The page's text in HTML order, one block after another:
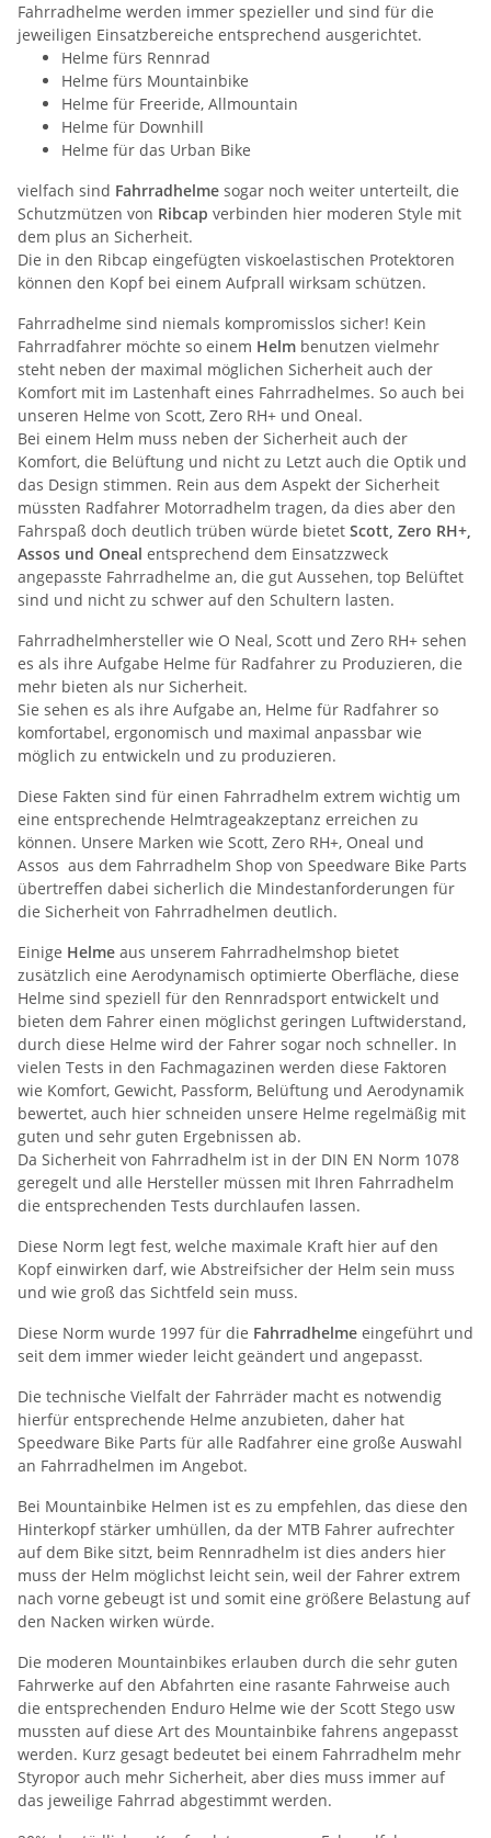
Fahrradhelme werden immer spezieller und sind für die
jeweiligen Einsatzbereiche entsprechend ausgerichtet.
Helme fürs Rennrad
Helme fürs Mountainbike
Helme für Freeride, Allmountain
Helme für Downhill
Helme für das Urban Bike
vielfach sind Fahrradhelme sogar noch weiter unterteilt, die
Schutzmützen von Ribcap verbinden hier moderen Style mit
dem plus an Sicherheit.
Die in den Ribcap eingefügten viskoelastischen Protektoren
können den Kopf bei einem Aufprall wirksam schützen.
Fahrradhelme sind niemals kompromisslos sicher! Kein
Fahrradfahrer möchte so einem Helm benutzen vielmehr
steht neben der maximal möglichen Sicherheit auch der
Komfort mit im Lastenhaft eines Fahrradhelmes. So auch bei
unseren Helme von Scott, Zero RH+ und Oneal.
Bei einem Helm muss neben der Sicherheit auch der
Komfort, die Belüftung und nicht zu Letzt auch die Optik und
das Design stimmen. Rein aus dem Aspekt der Sicherheit
müssten Radfahrer Motorradhelm tragen, da dies aber den
Fahrspaß doch deutlich trüben würde bietet Scott, Zero RH+,
Assos und Oneal entsprechend dem Einsatzzweck
angepasste Fahrradhelme an, die gut Aussehen, top Belüftet
sind und nicht zu schwer auf den Schultern lasten.
Fahrradhelmhersteller wie O Neal, Scott und Zero RH+ sehen
es als ihre Aufgabe Helme für Radfahrer zu Produzieren, die
mehr bieten als nur Sicherheit.
Sie sehen es als ihre Aufgabe an, Helme für Radfahrer so
komfortabel, ergonomisch und maximal anpassbar wie
möglich zu entwickeln und zu produzieren.
Diese Fakten sind für einen Fahrradhelm extrem wichtig um
eine entsprechende Helmtrageakzeptanz erreichen zu
können. Unsere Marken wie Scott, Zero RH+, Oneal und
Assos aus dem Fahrradhelm Shop von Speedware Bike Parts
übertreffen dabei sicherlich die Mindestanforderungen für
die Sicherheit von Fahrradhelmen deutlich.
Einige Helme aus unserem Fahrradhelmshop bietet
zusätzlich eine Aerodynamisch optimierte Oberfläche, diese
Helme sind speziell für den Rennradsport entwickelt und
bieten dem Fahrer einen möglichst geringen Luftwiderstand,
durch diese Helme wird der Fahrer sogar noch schneller. In
vielen Tests in den Fachmagazinen werden diese Faktoren
wie Komfort, Gewicht, Passform, Belüftung und Aerodynamik
bewertet, auch hier schneiden unsere Helme regelmäßig mit
guten und sehr guten Ergebnissen ab.
Da Sicherheit von Fahrradhelm ist in der DIN EN Norm 1078
geregelt und alle Hersteller müssen mit Ihren Fahrradhelm
die entsprechenden Tests durchlaufen lassen.
Diese Norm legt fest, welche maximale Kraft hier auf den
Kopf einwirken darf, wie Abstreifsicher der Helm sein muss
und wie groß das Sichtfeld sein muss.
Diese Norm wurde 1997 für die Fahrradhelme eingeführt und
seit dem immer wieder leicht geändert und angepasst.
Die technische Vielfalt der Fahrräder macht es notwendig
hierfür entsprechende Helme anzubieten, daher hat
Speedware Bike Parts für alle Radfahrer eine große Auswahl
an Fahrradhelmen im Angebot.
Bei Mountainbike Helmen ist es zu empfehlen, das diese den
Hinterkopf stärker umhüllen, da der MTB Fahrer aufrechter
auf dem Bike sitzt, beim Rennradhelm ist dies anders hier
muss der Helm möglichst leicht sein, weil der Fahrer extrem
nach vorne gebeugt ist und somit eine größere Belastung auf
den Nacken wirken würde.
Die moderen Mountainbikes erlauben durch die sehr guten
Fahrwerke auf den Abfahrten eine rasante Fahrweise auch
die entsprechenden Enduro Helme wie der Scott Stego usw
mussten auf diese Art des Mountainbike fahrens angepasst
werden. Kurz gesagt bedeutet bei einem Fahrradhelm mehr
Styropor auch mehr Sicherheit, aber dies muss immer auf
das jeweilige Fahrrad abgestimmt werden.